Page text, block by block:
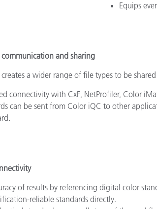
Equips
and sharing
a wider range of file types to be
connectivity with CxF, NetProfiler, Color
can be sent from Color iQC to other
of results by referencing digital color
reliable standards directly.